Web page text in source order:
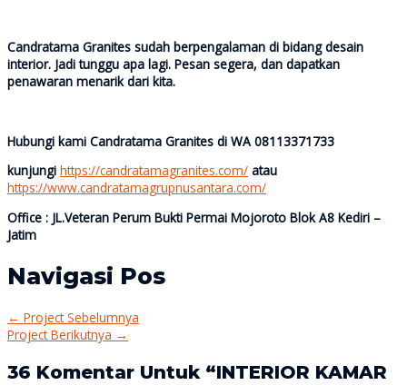
Candratama Granites sudah berpengalaman di bidang desain
interior. Jadi tunggu apa lagi. Pesan segera, dan dapatkan
penawaran menarik dari kita.
Hubungi kami Candratama Granites di WA 08113371733
kunjungi https://candratamagranites.com/ atau
https://www.candratamagrupnusantara.com/
Office : JL.Veteran Perum Bukti Permai Mojoroto Blok A8 Kediri –
Jatim
Navigasi Pos
← Project Sebelumnya
Project Berikutnya →
36 Komentar Untuk “INTERIOR KAMAR